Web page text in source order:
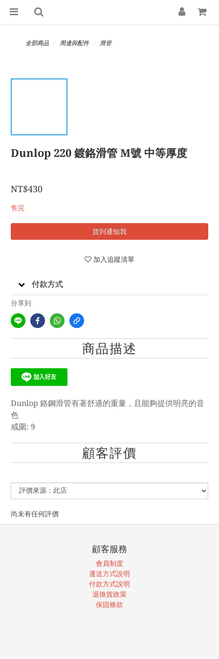
全部商品 周邊與配件 滑管
Dunlop 220 鍍鉻滑管 M號 中等厚度
NT$430
售完
貨到通知我
加入追蹤清單
付款方式
分享到
商品描述
Dunlop 鉻鋼滑管有著舒適的重量，且能夠提供明亮的音
色
戒圍: 9
顧客評價
尚未有任何評價
顧客服務
會員制度
運送方式說明
付款方式說明
退換貨政策
保固條款